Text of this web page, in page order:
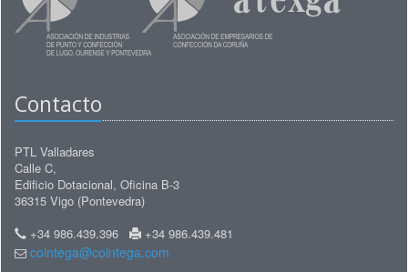
Contacto
PTL Valladares
Calle C,
Edificio Dotacional, Oficina B-3
36315 Vigo (Pontevedra)
+34 986.439.396
+34 986.439.481
cointega@cointega.com